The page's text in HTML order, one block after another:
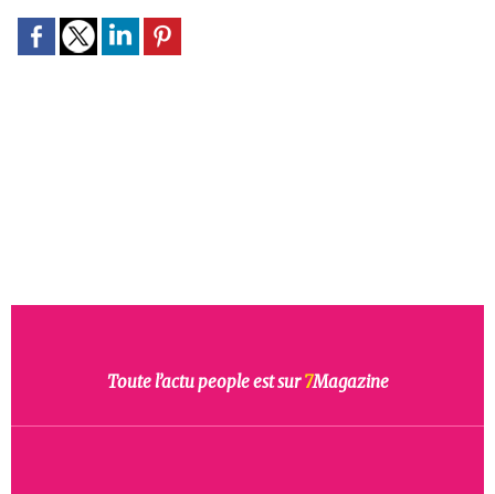
Toute l’actu people est sur7Magazine